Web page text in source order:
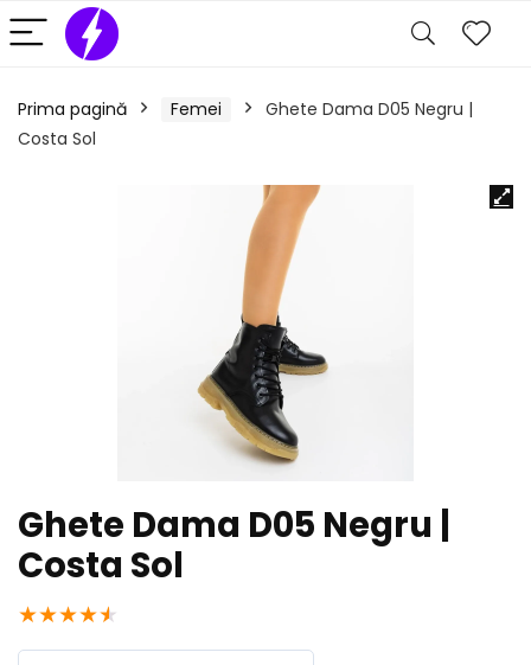
Prima pagină Femei
Ghete Dama D05 Negru |
Costa Sol
Ghete Dama D05 Negru |
Costa Sol
★★★★★